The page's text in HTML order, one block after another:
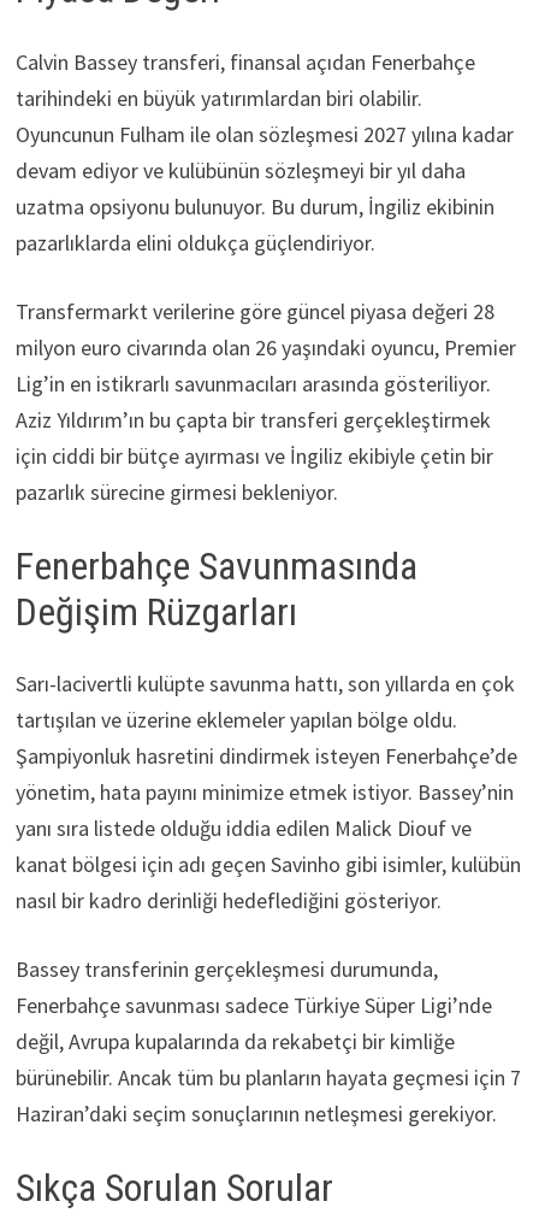
Calvin Bassey transferi, finansal açıdan Fenerbahçe
tarihindeki en büyük yatırımlardan biri olabilir.
Oyuncunun Fulham ile olan sözleşmesi 2027 yılına kadar
devam ediyor ve kulübünün sözleşmeyi bir yıl daha
uzatma opsiyonu bulunuyor. Bu durum, İngiliz ekibinin
pazarlıklarda elini oldukça güçlendiriyor.
Transfermarkt verilerine göre güncel piyasa değeri 28
milyon euro civarında olan 26 yaşındaki oyuncu, Premier
Lig’in en istikrarlı savunmacıları arasında gösteriliyor.
Aziz Yıldırım’ın bu çapta bir transferi gerçekleştirmek
için ciddi bir bütçe ayırması ve İngiliz ekibiyle çetin bir
pazarlık sürecine girmesi bekleniyor.
Fenerbahçe Savunmasında
Değişim Rüzgarları
Sarı-lacivertli kulüpte savunma hattı, son yıllarda en çok
tartışılan ve üzerine eklemeler yapılan bölge oldu.
Şampiyonluk hasretini dindirmek isteyen Fenerbahçe’de
yönetim, hata payını minimize etmek istiyor. Bassey’nin
yanı sıra listede olduğu iddia edilen Malick Diouf ve
kanat bölgesi için adı geçen Savinho gibi isimler, kulübün
nasıl bir kadro derinliği hedeflediğini gösteriyor.
Bassey transferinin gerçekleşmesi durumunda,
Fenerbahçe savunması sadece Türkiye Süper Ligi’nde
değil, Avrupa kupalarında da rekabetçi bir kimliğe
bürünebilir. Ancak tüm bu planların hayata geçmesi için 7
Haziran’daki seçim sonuçlarının netleşmesi gerekiyor.
Sıkça Sorulan Sorular